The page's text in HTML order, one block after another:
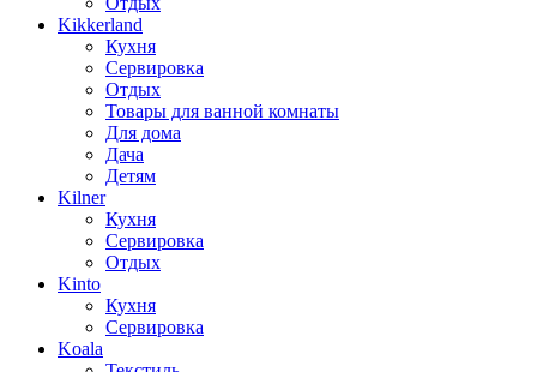
Kikkerland
Кухня
Сервировка
Отдых
Товары для ванной комнаты
Для дома
Дача
Детям
Kilner
Кухня
Сервировка
Отдых
Kinto
Кухня
Сервировка
Koala